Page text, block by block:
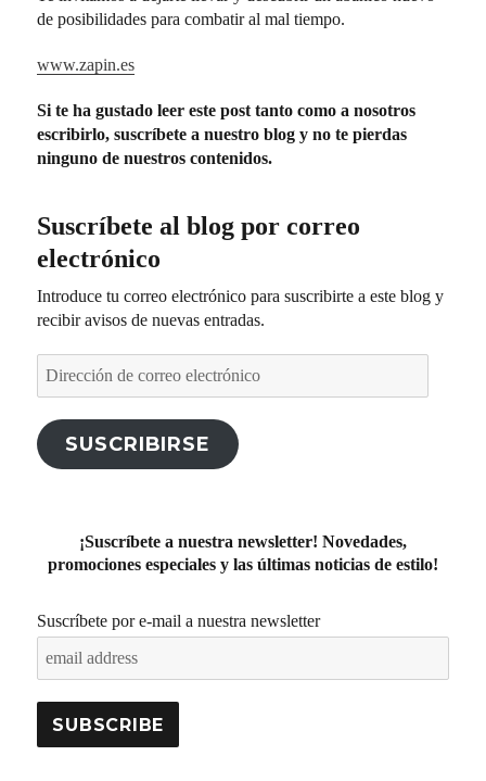
de posibilidades para combatir al mal tiempo.
www.zapin.es
Si te ha gustado leer este post tanto como a nosotros
escribirlo, suscríbete a nuestro blog y no te pierdas
ninguno de nuestros contenidos.
Suscríbete al blog por correo
electrónico
Introduce tu correo electrónico para suscribirte a este blog y
recibir avisos de nuevas entradas.
Dirección
electrónico
SUSCRIBIRSE
¡Suscríbete a nuestra newsletter! Novedades,
promociones especiales y las últimas noticias de estilo!
Suscríbete por e-mail a nuestra newsletter